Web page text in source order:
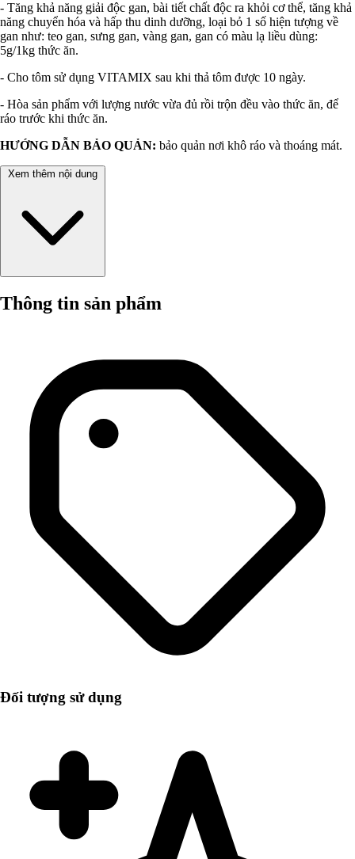
- Tăng khả năng giải độc gan, bài tiết chất độc ra khỏi cơ thể, tăng khả
năng chuyển hóa và hấp thu dinh dưỡng, loại bỏ 1 số hiện tượng về
gan như: teo gan, sưng gan, vàng gan, gan có màu lạ liều dùng:
5g/1kg thức ăn.
- Cho tôm sử dụng VITAMIX sau khi thả tôm được 10 ngày.
- Hòa sản phẩm với lượng nước vừa đủ rồi trộn đều vào thức ăn, để
ráo trước khi thức ăn.
HƯỚNG DẪN BẢO QUẢN: bảo quản nơi khô ráo và thoáng mát.
Xem thêm nội dung
Thông tin sản phẩm
Đối tượng sử dụng